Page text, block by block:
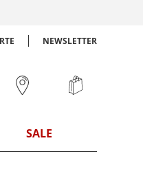
NEWSLETTER
SALE